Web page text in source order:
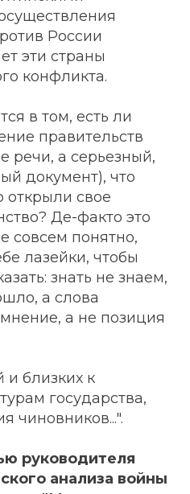
России
эти страны
конфликта.
в том, есть ли
правительств
речи, а серьезный,
документ), что
открыли свое
Де-факто это
совсем понятно,
лазейки, чтобы
знать не знаем,
а слова
а не позиция
близких к
государства,
чиновников...".
руководителя
анализа войны